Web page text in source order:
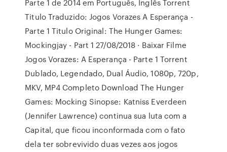
Parte 1 de 2014 em Português, Inglês Torrent
Titulo Traduzido: Jogos Vorazes A Esperança -
Parte 1 Titulo Original: The Hunger Games:
Mockingjay - Part 1 27/08/2018 · Baixar Filme
Jogos Vorazes: A Esperança - Parte 1 Torrent
Dublado, Legendado, Dual Áudio, 1080p, 720p,
MKV, MP4 Completo Download The Hunger
Games: Mocking Sinopse: Katniss Everdeen
(Jennifer Lawrence) continua sua luta com a
Capital, que ficou inconformada com o fato
dela ter sobrevivido duas vezes aos jogos